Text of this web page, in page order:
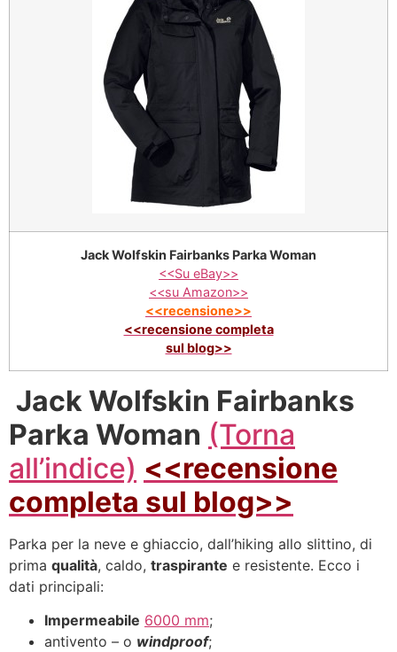
Jack Wolfskin Fairbanks Parka Woman
<<Su eBay>>
<<su Amazon>>
<<recensione>>
<<recensione completa
sul blog>>
Jack Wolfskin Fairbanks
Parka Woman (Torna
all’indice) <<recensione
completa sul blog>>
Parka per la neve e ghiaccio, dall’hiking allo slittino, di
prima qualità, caldo, traspirante e resistente. Ecco i
dati principali:
Impermeabile 6000 mm;
antivento – o windproof;